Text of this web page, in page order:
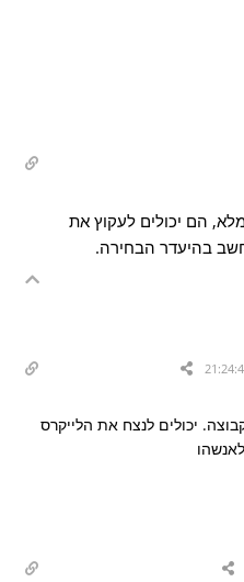
הם יכולים לעקוץ את
בהיעדר הבחירה.
יכולים לנצח את הלייקרס